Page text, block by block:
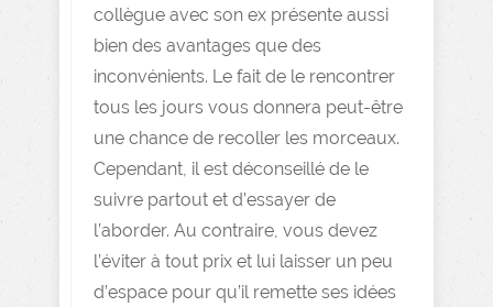
collègue avec son ex présente aussi
bien des avantages que des
inconvénients. Le fait de le rencontrer
tous les jours vous donnera peut-être
une chance de recoller les morceaux.
Cependant, il est déconseillé de le
suivre partout et d’essayer de
l’aborder. Au contraire, vous devez
l’éviter à tout prix et lui laisser un peu
d’espace pour qu’il remette ses idées